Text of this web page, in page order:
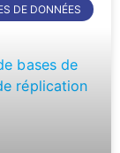
DE DONNÉES